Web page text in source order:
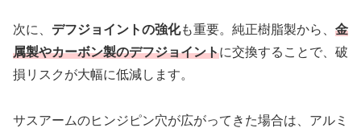
次に、 デフジョイントの強化も重要。純正樹脂製から、 金
属製やカーボン製のデフジョイントに交換することで、破
損リスクが大幅に低減します。
サスアームのヒンジピン穴が広がってきた場合は、アルミ